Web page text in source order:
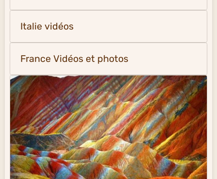
Italie vidéos
France Vidéos et photos